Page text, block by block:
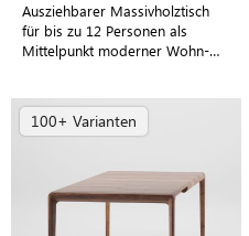
Ausziehbarer Massivholztisch
für bis zu 12 Personen als
Mittelpunkt moderner Wohn-
100+ Varianten